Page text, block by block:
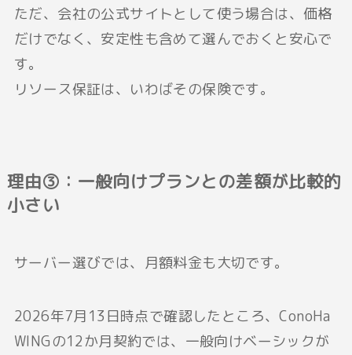
ただ、会社の公式サイトとして使う場合は、価格
だけでなく、安定性も含めて選んでおくと安心で
す。
リソース保証は、いわばその保険です。
理由③：一般向けプランとの差額が比較的
小さい
サーバー選びでは、月額料金も大切です。
2026年7月13日時点で確認したところ、ConoHa
WINGの12か月契約では、一般向けベーシックが